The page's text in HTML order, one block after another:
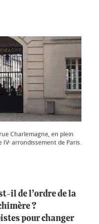
Charlemagne, en plein
arrondissement de Paris.
il de l’ordre de la
?
pour changer